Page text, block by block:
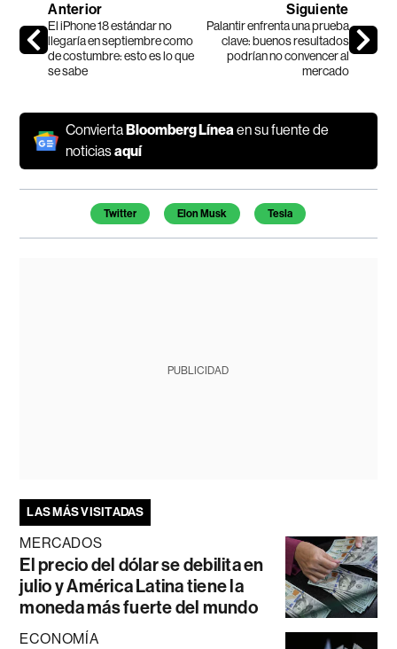
Anterior
El iPhone 18 estándar no
llegaría en septiembre como
de costumbre: esto es lo que
se sabe
Siguiente
Palantir enfrenta una prueba
clave: buenos resultados
podrían no convencer al
mercado
ConviertaBloomberg Líneaen su fuente de
noticiasaquí
Temas de este artículo
Twitter Elon Musk Tesla
PUBLICIDAD
LAS MÁS VISITADAS
MERCADOS
El precio del dólar se debilita en
julio y América Latina tiene la
moneda más fuerte del mundo
ECONOMÍA